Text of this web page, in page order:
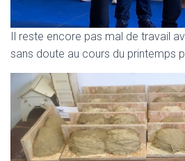
Il reste encore pas mal de travail
sans doute au cours du printemps